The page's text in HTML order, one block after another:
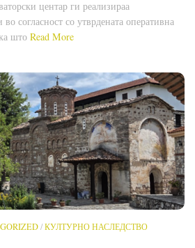
центар ги реализираа
согласност со утврдената оперативна
што Read More
/КУЛТУРНО НАСЛЕДСТВО